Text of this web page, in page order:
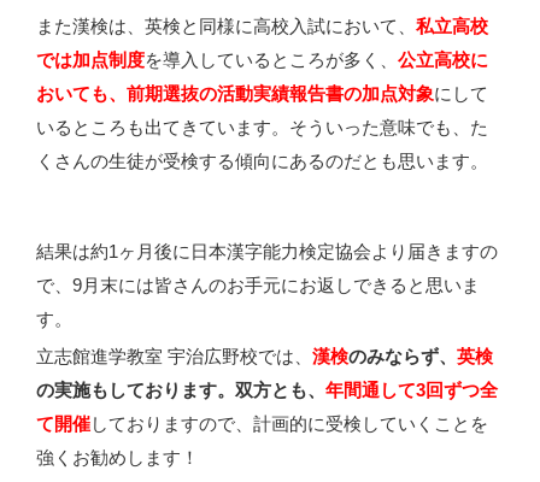
また漢検は、英検と同様に高校入試において、 私立高校
では加点制度を導入しているところが多く、 公立高校に
おいても、前期選抜の活動実績報告書の加点対象にして
いるところも出てきています。そういった意味でも、た
くさんの生徒が受検する傾向にあるのだとも思います。
結果は約1ヶ月後に日本漢字能力検定協会より届きますの
で、9月末には皆さんのお手元にお返しできると思いま
す。
立志館進学教室 宇治広野校では、 漢検のみならず、 英検
の実施もしております。双方とも、 年間通して3回ずつ全
て開催しておりますので、計画的に受検していくことを
強くお勧めします！